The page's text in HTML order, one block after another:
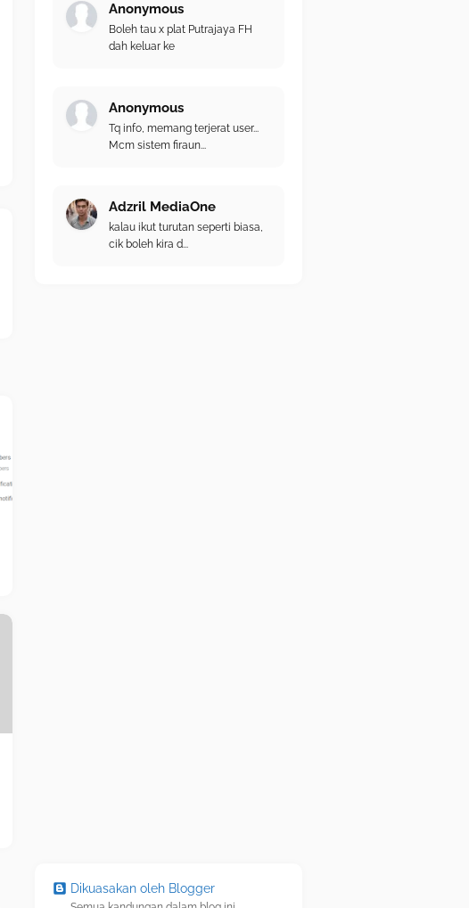
Anonymous
Boleh tau x plat Putrajaya FH
dah keluar ke
Anonymous
Tq info, memang terjerat user...
Mcm sistem firaun...
Adzril MediaOne
kalau ikut turutan seperti biasa,
cik boleh kira d...
Dikuasakan oleh Blogger